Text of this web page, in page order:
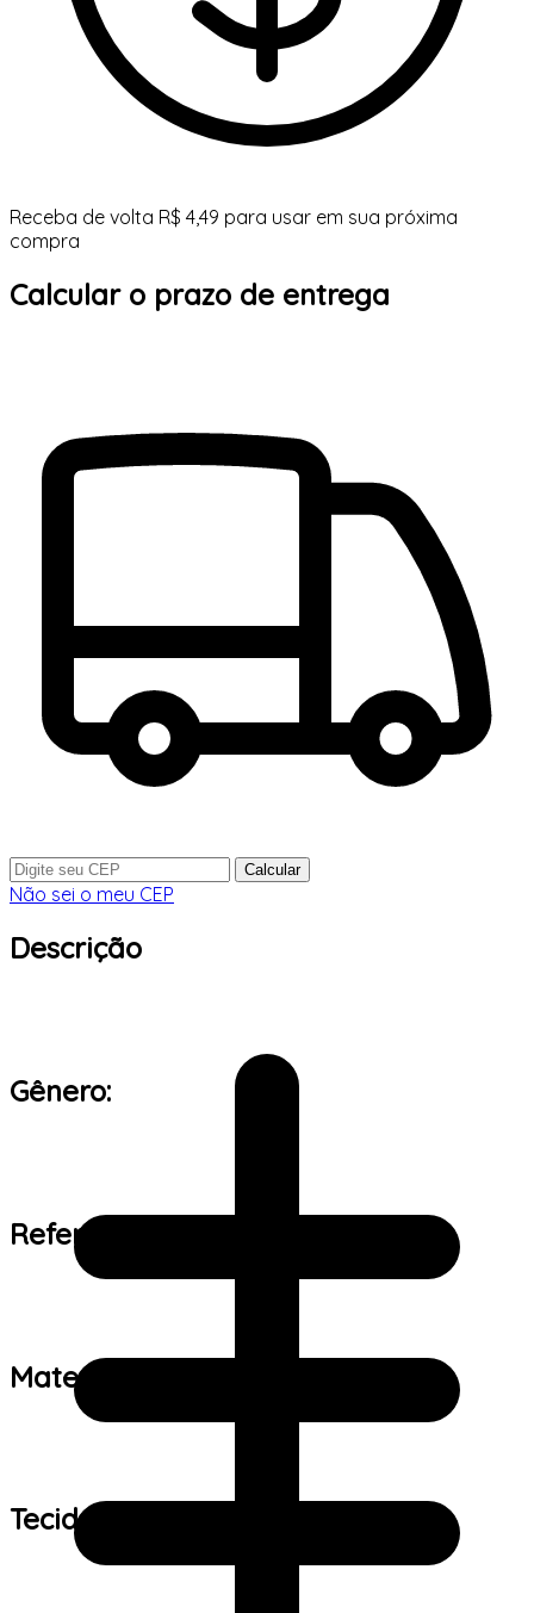
Receba de volta R$ 4,49 para usar em sua próxima
compra
Calcular o prazo de entrega
Calcular
Não sei o meu CEP
Descrição
Gênero:
Referência de tamanho:
Material:
Tecido: